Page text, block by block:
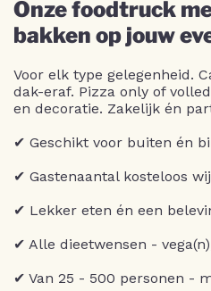
Onze foodtruck
bakken op jouw
Voor elk type gelegenheid.
dak-eraf. Pizza only of
en decoratie. Zakelijk én
✔ Geschikt voor buiten én
✔ Gastenaantal kosteloos
✔ Lekker eten én een
✔ Alle dieetwensen -
✔ Van 25 - 500 personen -